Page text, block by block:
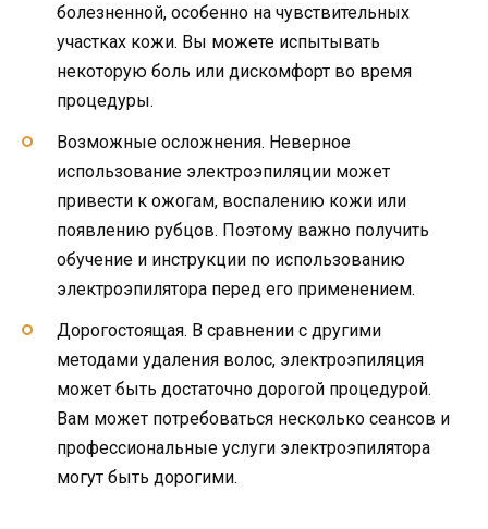
болезненной, особенно на чувствительных
участках кожи. Вы можете испытывать
некоторую боль или дискомфорт во время
процедуры.
Возможные осложнения. Неверное
использование электроэпиляции может
привести к ожогам, воспалению кожи или
появлению рубцов. Поэтому важно получить
обучение и инструкции по использованию
электроэпилятора перед его применением.
Дорогостоящая. В сравнении с другими
методами удаления волос, электроэпиляция
может быть достаточно дорогой процедурой.
Вам может потребоваться несколько сеансов и
профессиональные услуги электроэпилятора
могут быть дорогими.